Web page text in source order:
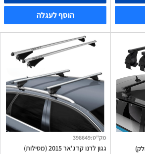
הוסף לעגלה
מק"ט:
398649
גגון לרנו קדג'אר 2015 (מסילות)